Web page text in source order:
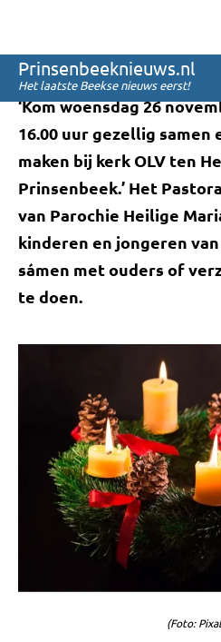
Prinsenbeeknieuws.nl
Het laatste Beekse nieuws eerst!
‘Kom woensdag 26
16.00 uur gezellig samen
maken bij kerk OLV ten
Prinsenbeek.’ Het
van Parochie Heilige
kinderen en jongeren
sámen met ouders of
te doen.
(Foto: